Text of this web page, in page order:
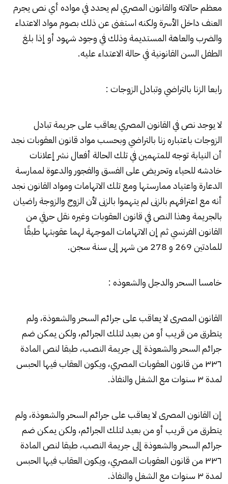
معظم حالاته والقانون المصري لم يحدد في مواده أي نص يجرم
العنف داخل الأسرة ولكنه استغنى عن ذلك بصوم مواد الاعتداء
والضرب والعاهة المستديمة وذلك في وجود شهود أو إذا بلغ
الطفل السن القانونية في حالة الاعتداء عليه.
رابعا الزنا بالتراضي وتبادل الزوجات :
لا يوجد نص في القانون المصري يعاقب على جريمة تبادل
الزوجات باعتباره زنا بالتراضي وبحسب مواد قانون العقوبات نجد
أن النيابة توجه للمتهمين في تلك الحالة أفعال نشر إعلانات
خادشه للحياء وتحريض على الفسق والفجور والدعوة لممارسة
الدعارة واعتياد ممارستها ومع تلك الاتهامات ومواد القانون نجد
أنه مع اعترافهم بالزنى لم يتهموا بالزنى لأن الزوج والزوجة راضيان
بالجريمة وهذا النص في قانون العقوبات وغيره نقل حرفي من
القانون الفرنسي ثم إن الاتهامات الموجهة لهما عقوبتها طبقًا
للمادتين 269 و 278 من شهر إلى سنة سجن.
خامسا السحر والدجل والشعوذه :
القانون المصرى لا يعاقب على جرائم السحر والشعوذة، ولم
يتطرق من قريب أو من بعيد لتلك الجرائم، ولكن يمكن ضم
جرائم السحر والشعوذة إلى جريمة النصب، طبقا لنص المادة
٣٣٦ من قانون العقوبات المصري، ويكون العقاب فيها الحبس
لمدة ٣ سنوات مع الشغل والنفاذ.
إن القانون المصرى لا يعاقب على جرائم السحر والشعوذة، ولم
يتطرق من قريب أو من بعيد لتلك الجرائم، ولكن يمكن ضم
جرائم السحر والشعوذة إلى جريمة النصب، طبقا لنص المادة
٣٣٦ من قانون العقوبات المصري، ويكون العقاب فيها الحبس
لمدة ٣ سنوات مع الشغل والنفاذ.